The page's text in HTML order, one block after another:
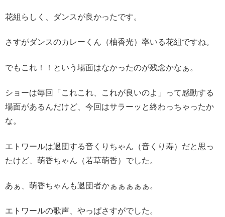
花組らしく、ダンスが良かったです。
さすがダンスのカレーくん（柚香光）率いる花組ですね。
でもこれ！！という場面はなかったのが残念かなぁ。
ショーは毎回「これこれ、これが良いのよ」って感動する
場面があるんだけど、今回はサラーッと終わっちゃったか
な。
エトワールは退団する音くりちゃん（音くり寿）だと思っ
たけど、萌香ちゃん（若草萌香）でした。
あぁ、萌香ちゃんも退団者かぁぁぁぁぁ。
エトワールの歌声、やっぱさすがでした。